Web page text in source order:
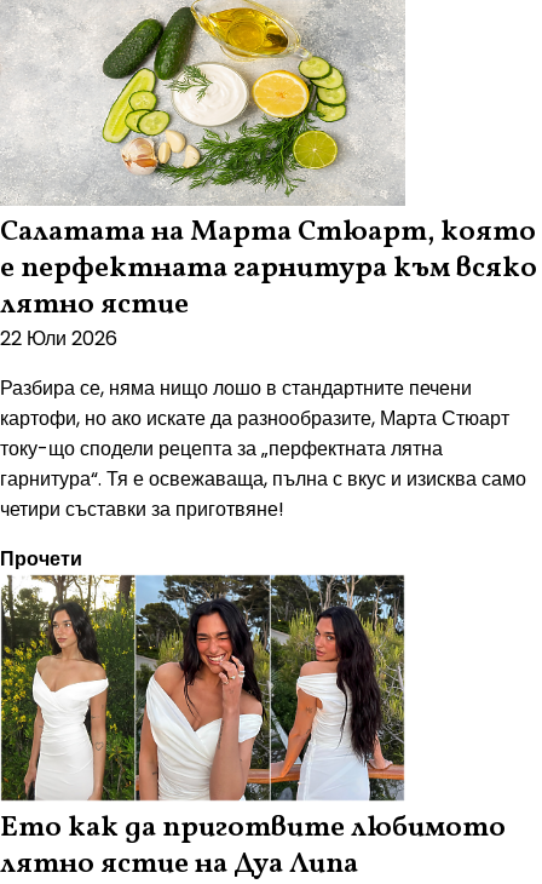
Салатата на Марта Стюарт, която
е перфектната гарнитура към всяко
лятно ястие
22 Юли 2026
Разбира се, няма нищо лошо в стандартните печени
картофи, но ако искате да разнообразите, Марта Стюарт
току-що сподели рецепта за „перфектната лятна
гарнитура“. Тя е освежаваща, пълна с вкус и изисква само
четири съставки за приготвяне!
Прочети
Ето как да приготвите любимото
лятно ястие на Дуа Липа